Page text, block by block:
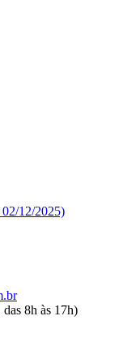
12/2025)
8h às 17h)